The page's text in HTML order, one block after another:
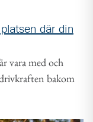
där din
vara med och
bakom